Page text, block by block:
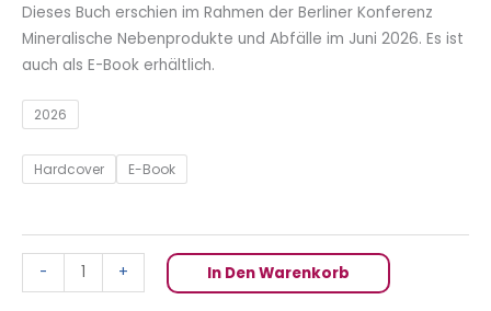
Dieses Buch erschien im Rahmen der Berliner Konferenz
Mineralische Nebenprodukte und Abfälle im Juni 2026. Es ist
auch als E-Book erhältlich.
2026
Hardcover E-Book
- + In Den Warenkorb